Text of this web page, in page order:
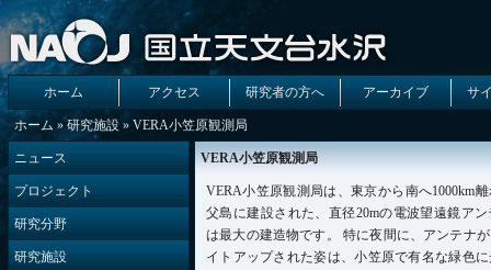
ホーム アクセス 研究者の方へ アーカイブ サ
ホーム » 研究施設 » VERA小笠原観測局
ニュース
プロジェクト
研究分野
研究施設
VERA小笠原観測局
VERA小笠原観測局は、東京から南へ1000km
父島に建設された、直径20mの電波望遠鏡ア
は最大の建造物です。 特に夜間に、アンテナ
イトアップされた姿は、小笠原で有名な緑色